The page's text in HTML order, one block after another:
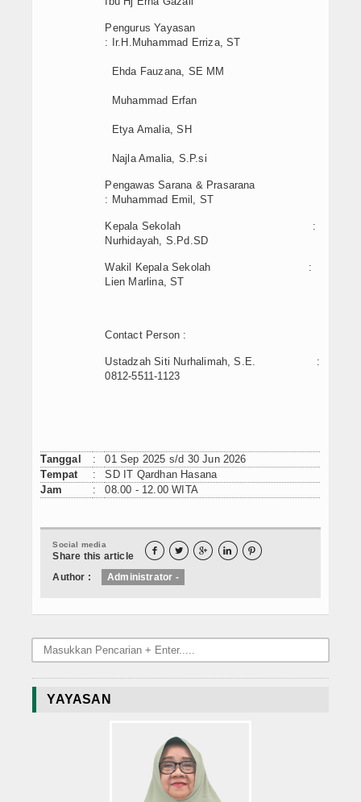
Pengurus Yayasan
: Ir.H.Muhammad Erriza, ST
Ehda Fauzana, SE MM
Muhammad Erfan
Etya Amalia, SH
Najla Amalia, S.P.si
Pengawas Sarana & Prasarana
: Muhammad Emil, ST
Kepala Sekolah :
Nurhidayah, S.Pd.SD
Wakil Kepala Sekolah :
Lien Marlina, ST
Contact Person :
Ustadzah Siti Nurhalimah, S.E. :
0812-5511-1123
Tanggal :
01 Sep 2025 s/d 30 Jun 2026
Tempat
:
SD IT Qardhan Hasana
Jam
: 08.00 - 12.00 WITA
Social media
Share this article     
Author : Administrator -
YAYASAN